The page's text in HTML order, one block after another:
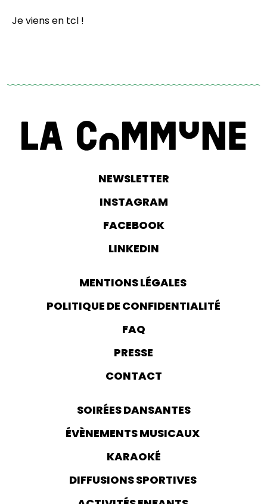
Je viens en tcl !
NEWSLETTER
INSTAGRAM
FACEBOOK
LINKEDIN
MENTIONS LÉGALES
POLITIQUE DE CONFIDENTIALITÉ
FAQ
PRESSE
CONTACT
SOIRÉES DANSANTES
ÉVÈNEMENTS MUSICAUX
KARAOKÉ
DIFFUSIONS SPORTIVES